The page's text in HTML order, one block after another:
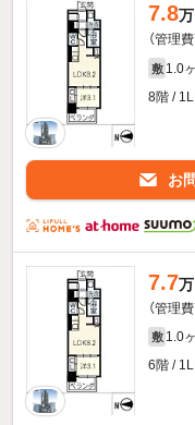
7.8
（管理
敷 1.0
8階 /
お
7.7
（管理
敷 1.0
6階 /